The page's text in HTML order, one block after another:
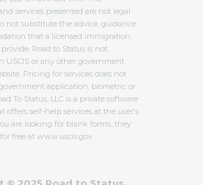
services presented are not legal
not substitute the advice, guidance
that a licensed immigration
Road to Status is not
USCIS or any other government
Pricing for services does not
application, biometric or
To Status, LLC is a private software
offers self-help services at the user's
are looking for blank forms, they
free at www.uscis.gov.
© 2025 Road to Status.